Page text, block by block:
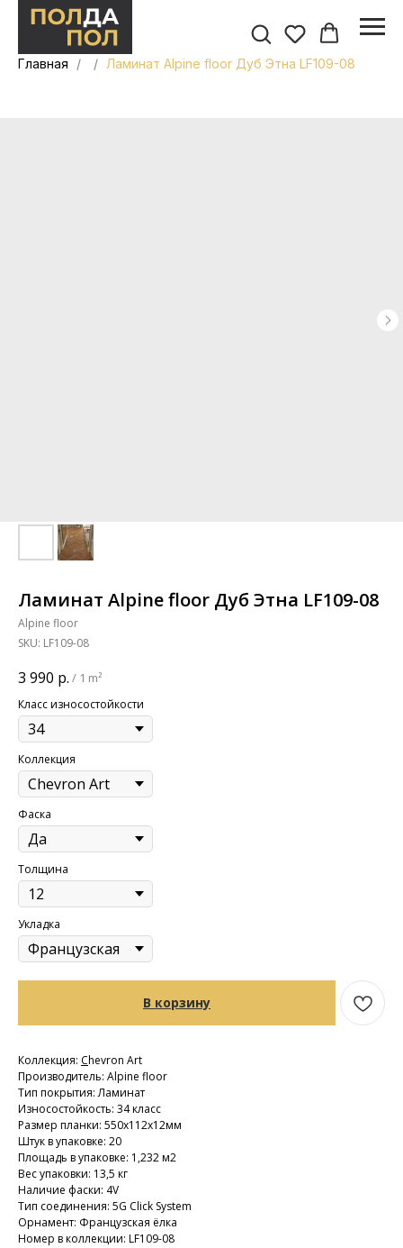
Главная Ламинат Alpine floor Дуб Этна LF109-08
Ламинат Alpine floor Дуб Этна LF109-08
Alpine floor
SKU: LF109-08
3 990 р. / 1 m²
Класс износостойкости
Коллекция
Фаска
Толщина
Укладка
В корзину
Коллекция: Chevron Art
Производитель: Alpine floor
Тип покрытия: Ламинат
Износостойкость: 34 класс
Размер планки: 550х112х12мм
Штук в упаковке: 20
Площадь в упаковке: 1,232 м2
Вес упаковки: 13,5 кг
Наличие фаски: 4V
Тип соединения: 5G Click System
Орнамент: Французская ёлка
Номер в коллекции: LF109-08